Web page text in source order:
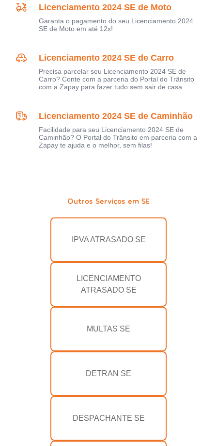
Licenciamento 2024 SE de Moto
Garanta o pagamento do seu Licenciamento 2024
SE de Moto em até 12x!
Licenciamento 2024 SE de Carro
Precisa parcelar seu Licenciamento 2024 SE de
Carro? Conte com a parceria do Portal do Trânsito
com a Zapay para fazer tudo sem sair de casa.
Licenciamento 2024 SE de Caminhão
Facilidade para seu Licenciamento 2024 SE de
Caminhão? O Portal do Trânsito em parceria com a
Zapay te ajuda e o melhor, sem filas!
Outros Serviços em SE
IPVA ATRASADO SE
LICENCIAMENTO
ATRASADO SE
MULTAS SE
DETRAN SE
DESPACHANTE SE